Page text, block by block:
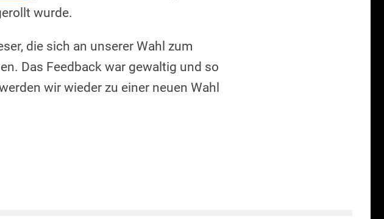
wurde.
die sich an unserer Wahl zum
Das Feedback war gewaltig und so
wir wieder zu einer neuen Wahl